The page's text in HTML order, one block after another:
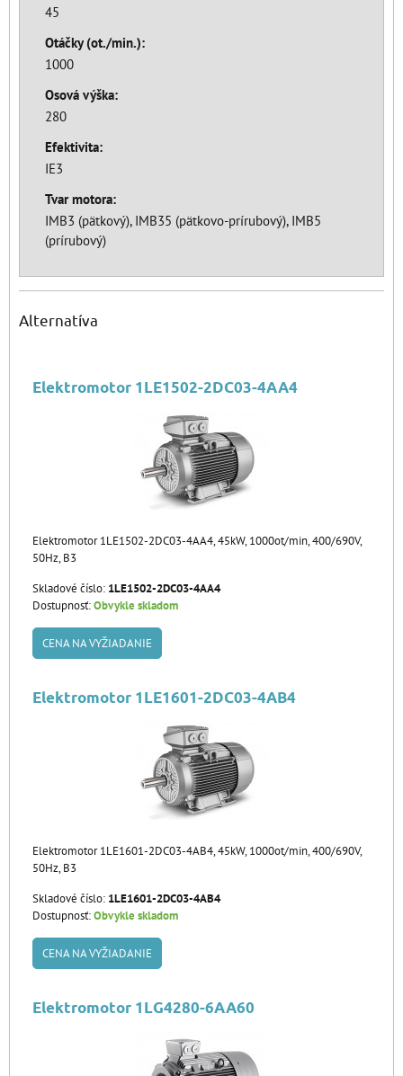
45
Otáčky (ot./min.):
1000
Osová výška:
280
Efektivita:
IE3
Tvar motora:
IMB3 (pätkový), IMB35 (pätkovo-prírubový), IMB5
(prírubový)
Alternatíva
Elektromotor 1LE1502-2DC03-4AA4
Elektromotor 1LE1502-2DC03-4AA4, 45kW, 1000ot/min, 400/690V,
50Hz, B3
Skladové číslo: 1LE1502-2DC03-4AA4
Dostupnosť:Obvykle skladom
CENA NA VYŽIADANIE
Elektromotor 1LE1601-2DC03-4AB4
Elektromotor 1LE1601-2DC03-4AB4, 45kW, 1000ot/min, 400/690V,
50Hz, B3
Skladové číslo: 1LE1601-2DC03-4AB4
Dostupnosť:Obvykle skladom
CENA NA VYŽIADANIE
Elektromotor 1LG4280-6AA60